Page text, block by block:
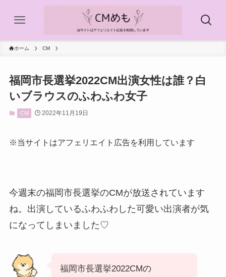
ホーム CM
福岡市長選挙2022CM出演女性は誰？白
いブラウスのふわふわ女子
CM 2022年11月19日
※当サイトはアフェリエイト広告を利用しています
今週末の福岡市長選挙のCMが放送されています
ね。出演しているふわふわした可愛い出演者が気
になってしまいました♡
福岡市長選挙2022CMの